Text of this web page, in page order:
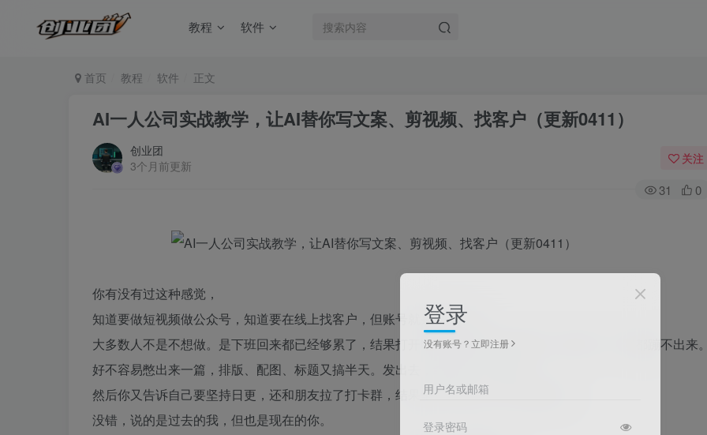
教程 软件
首页 教程 软件 正文
AI一人公司实战教学，让AI替你写文案、剪视频、找客户（更新0411）
创业团
3个月前更新
关注
31 0
你有没有过这种感觉，
知道要做短视频做公众号，知道要在线上找客户，但账号就是做不起来。
大多数人不是不想做。是下班回来都已经够累了，结果打开电脑对着空白文档发呆，脑子里一个字都蹦不出来
好不容易憋出来一篇，排版、配图、标题又搞半天。发出去，结果几十个阅读。
然后你又告诉自己要坚持日更，还和朋友拉了打卡群，结果坚持了两周，第三周就崩了。
没错，说的是过去的我，但也是现在的你。
登录
没有账号？立即注册
用户名或邮箱
登录密码